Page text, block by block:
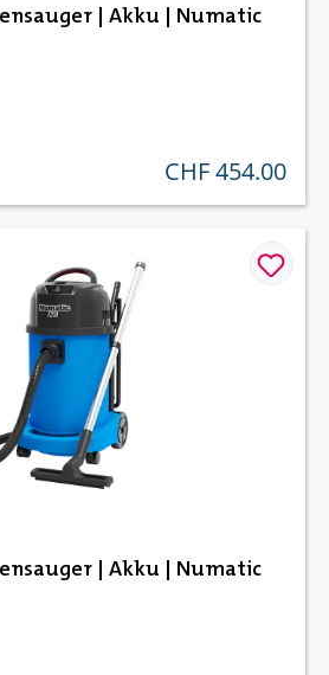
| Akku | Numatic
regulärer preis:
CHF 454.00
| Akku | Numatic